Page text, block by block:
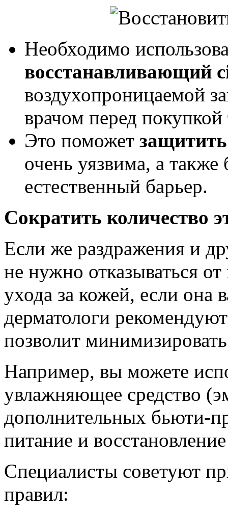
Необходимо
восстанавливающий
воздухопроницаемой
врачом перед покупкой
Это поможет
очень уязвима, а также
естественный барьер.
Сократить количество
Если же раздражения и
не нужно отказываться
ухода за кожей, если она
дерматологи
позволит
Например, вы можете
увлажняющее средство
дополнительных бьюти-
питание и
Специалисты советуют
правил: